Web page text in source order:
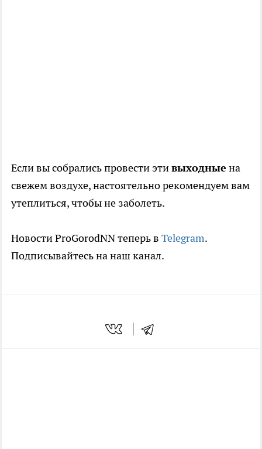
Если вы собрались провести этивыходные на
свежем воздухе, настоятельно рекомендуем вам
утеплиться, чтобы не заболеть.
Новости ProGorodNN теперь в Telegram.
Подписывайтесь на наш канал.